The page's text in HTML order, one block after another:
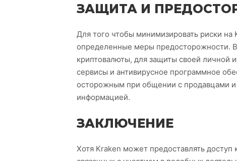
ЗАЩИТА И
Для того чтобы минимизировать риски
определенные меры предосторожности.
криптовалюты, для защиты своей личной
сервисы и антивирусное программное
осторожным при общении с продавцами
информацией.
ЗАКЛЮЧЕНИЕ
Хотя Kraken может предоставлять